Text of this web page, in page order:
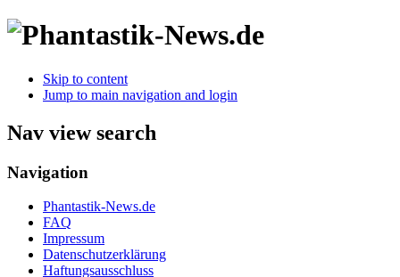
Skip to content
Jump to main navigation and login
Nav view search
Navigation
Phantastik-News.de
FAQ
Impressum
Datenschutzerklärung
Haftungsausschluss